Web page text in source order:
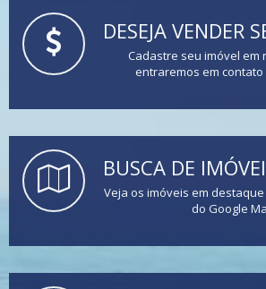
DESEJA VENDER
Cadastre seu imóvel em
entraremos em
BUSCA DE
Veja os imóveis em
do Google